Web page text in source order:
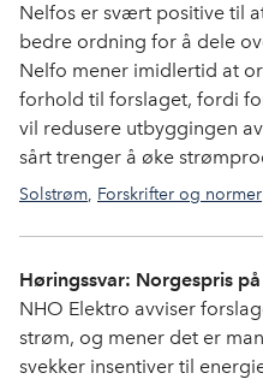
Nelfos er svært positive til
bedre ordning for å dele
Nelfo mener imidlertid at
forhold til forslaget, fordi
vil redusere utbyggingen
sårt trenger å øke
Solstrøm, Forskrifter og normer
Høringssvar: Norgespris
NHO Elektro avviser
strøm, og mener det er
svekker insentiver til